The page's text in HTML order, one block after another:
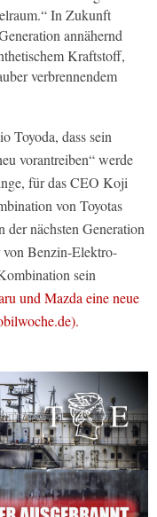
In Zukunft
annähernd
Kraftstoff,
verbrennendem
Toyoda, dass sein
vorantreiben“ werde
für das CEO Koji
von Toyotas
nächsten Generation
Benzin-Elektro-
sein
und Mazda eine neue